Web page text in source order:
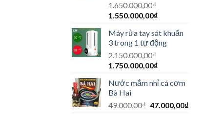
1.650.000,00₫
1.550.000,00₫
Máy rửa tay sát khuẩn
3 trong 1 tự động
2.150.000,00₫
1.750.000,00₫
Nước mắm nhỉ cá cơm
Bà Hai
49.000,00₫ 47.000,00₫